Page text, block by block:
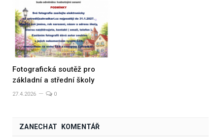
Fotografická soutěž pro
základní a střední školy
27.4.2026 0
ZANECHAT KOMENTÁŘ